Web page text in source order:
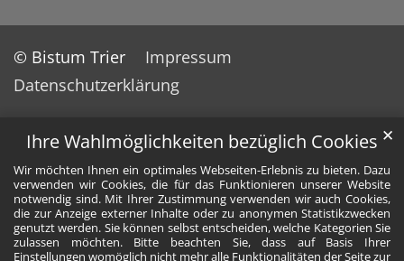
Ihre Wahlmöglichkeiten bezüglich Cookies
Wir möchten Ihnen ein optimales Webseiten-Erlebnis zu bieten. Dazu
verwenden wir Cookies, die für das Funktionieren unserer Website
notwendig sind. Mit Ihrer Zustimmung verwenden wir auch Cookies,
die zur Anzeige externer Inhalte oder zu anonymen Statistikzwecken
genutzt werden. Sie können selbst entscheiden, welche Kategorien Sie
zulassen möchten. Bitte beachten Sie, dass auf Basis Ihrer
Einstellungen womöglich nicht mehr alle Funktionalitäten der Seite zur
✕
© Bistum Trier
Impressum
Datenschutzerklärung